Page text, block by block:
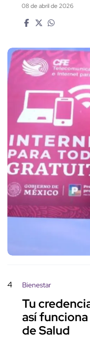
08 de abril de 2026
4 Bienestar
Tu
así
de Salud